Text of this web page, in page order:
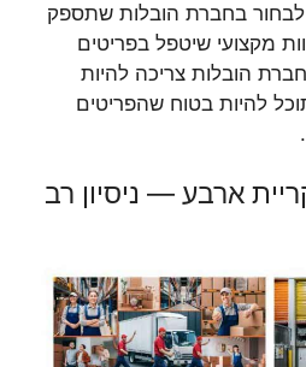
לבחור בחברת הובלות שתספק
מקצועי שיטפל בפריטים
הובלות צריכה להיות
להיות בטוח שהפריטים
ארבע — ניסיון רב